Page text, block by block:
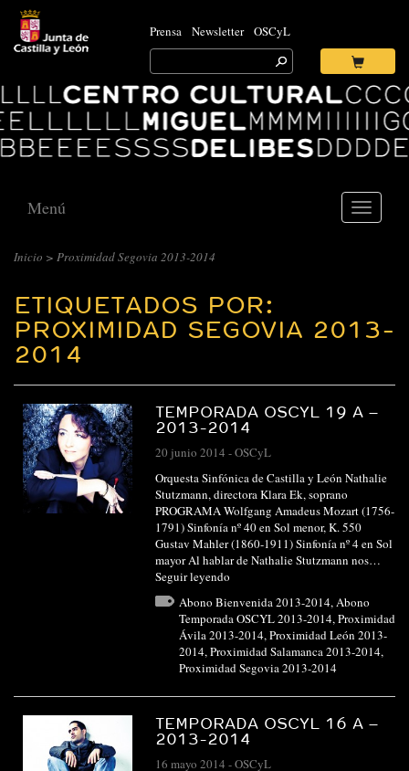
Prensa Newsletter OSCyL
Search
for:
Ok
Centro
Cultural
Miguel
Delibes
Toggle
Menú
Inicio > Proximidad Segovia 2013-2014
ETIQUETADOS POR:
PROXIMIDAD SEGOVIA 2013-
2014
TEMPORADA OSCYL 19 A –
2013-2014
20 junio 2014 -OSCyL
Orquesta Sinfónica de Castilla y León Nathalie
Stutzmann, directora Klara Ek, soprano
PROGRAMA Wolfgang Amadeus Mozart (1756-
1791) Sinfonía nº 40 en Sol menor, K. 550
Gustav Mahler (1860-1911) Sinfonía nº 4 en Sol
mayor Al hablar de Nathalie Stutzmann nos…
Seguir leyendo
Abono Bienvenida 2013-2014,Abono
Temporada OSCYL 2013-2014,Proximidad
Ávila 2013-2014,Proximidad León 2013-
2014,Proximidad Salamanca 2013-2014,
Proximidad Segovia 2013-2014
TEMPORADA OSCYL 16 A –
2013-2014
16 mayo 2014 -OSCyL